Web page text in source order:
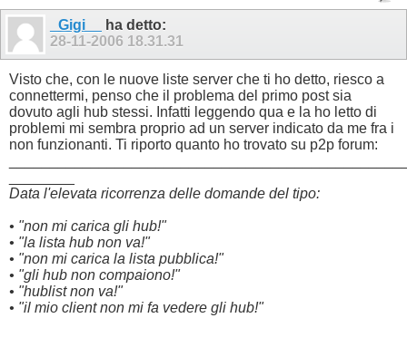
_Gigi__
ha detto:
28-11-2006 18.31.31
Visto che, con le nuove liste server che ti ho detto, riesco a
connettermi, penso che il problema del primo post sia
dovuto agli hub stessi. Infatti leggendo qua e la ho letto di
problemi mi sembra proprio ad un server indicato da me fra i
non funzionanti. Ti riporto quanto ho trovato su p2p forum:
Data l'elevata ricorrenza delle domande del tipo:
• "non mi carica gli hub!"
• "la lista hub non va!"
• "non mi carica la lista pubblica!"
• "gli hub non compaiono!"
• "hublist non va!"
• "il mio client non mi fa vedere gli hub!"